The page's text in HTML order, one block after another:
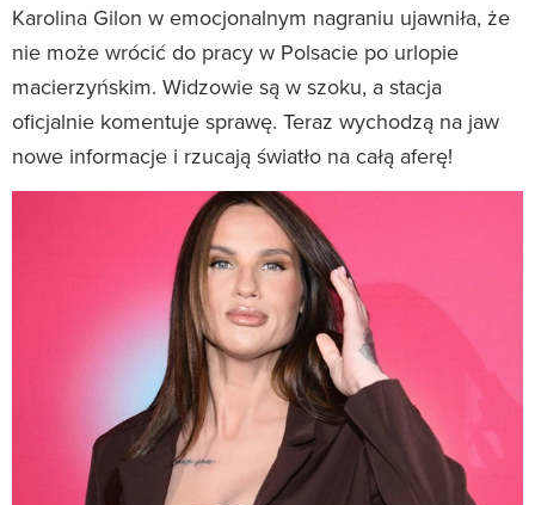
Karolina Gilon w emocjonalnym nagraniu ujawniła, że
nie może wrócić do pracy w Polsacie po urlopie
macierzyńskim. Widzowie są w szoku, a stacja
oficjalnie komentuje sprawę. Teraz wychodzą na jaw
nowe informacje i rzucają światło na całą aferę!